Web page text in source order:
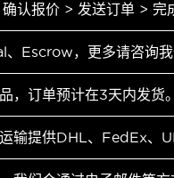
认报价 > 发送订单 > 完
、Escrow，更多请咨询我
，订单预计在3天内发货。
输提供DHL、FedEx、